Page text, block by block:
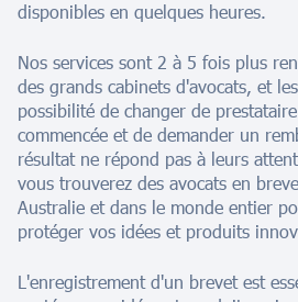
disponibles en quelques heures.
Nos services sont 2 à 5 fois plus
des grands cabinets d'avocats, et
possibilité de changer de
commencée et de demander un
résultat ne répond pas à leurs
vous trouverez des avocats en
Australie et dans le monde entier
protéger vos idées et produits
L'enregistrement d'un brevet est